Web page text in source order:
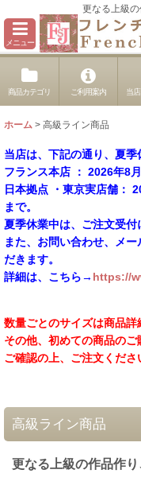
更なる上級
メニュー
商品カテゴリ ご利用案内 当
ホーム > 高級ライン商品
当店は、下記の通り、夏季
フランス本店 ： 2026年8
日本拠点 ・東京実店舗：
まで。
夏季休業中は、ご注文受付
また、お問い合わせ、メ
だきます。
詳細は、こちら→ https://
数量ごとのサイズは商品詳
その他、初めての商品の
ご確認の上、ご注文くださ
高級ライン商品
更なる上級の作品作